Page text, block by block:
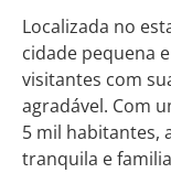
Localizada no
cidade pequena
visitantes com
agradável. Com
5 mil habitantes,
tranquila e